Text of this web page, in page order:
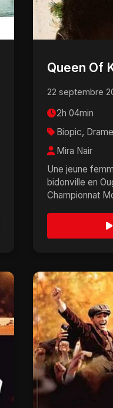
Queen Of
22 septembre
2h 04min
Biopic, Drame
Mira Nair
Une jeune
bidonville en
Championnat